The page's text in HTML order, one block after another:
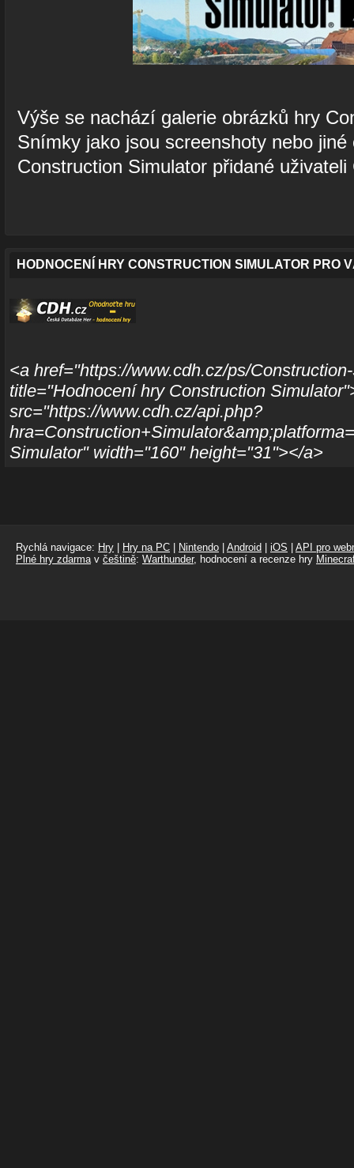
Výše se nachází galerie obrázků hry
Snímky jako jsou screenshoty nebo jiné
Construction Simulator přidané
HODNOCENÍ HRY CONSTRUCTION SIMULATOR PRO
<a href="https://www.cdh.cz/ps/
title="Hodnocení hry Construction
src="https://www.cdh.cz/api.php?
Simulator" width="160" height="31"></a>
Rychlá navigace: Hry Hry na PC Nintendo Android iOS
API pro
Plné hry zdarmav češtině: Warthunder, hodnocení a recenze hry